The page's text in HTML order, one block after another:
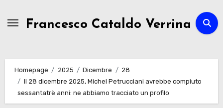
Francesco Cataldo Verrina
Homepage 2025 Dicembre
28
Il 28 dicembre 2025, Michel Petrucciani avrebbe compiuto
sessantatrè anni: ne abbiamo tracciato un profilo